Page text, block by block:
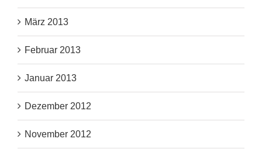
März 2013
Februar 2013
Januar 2013
Dezember 2012
November 2012